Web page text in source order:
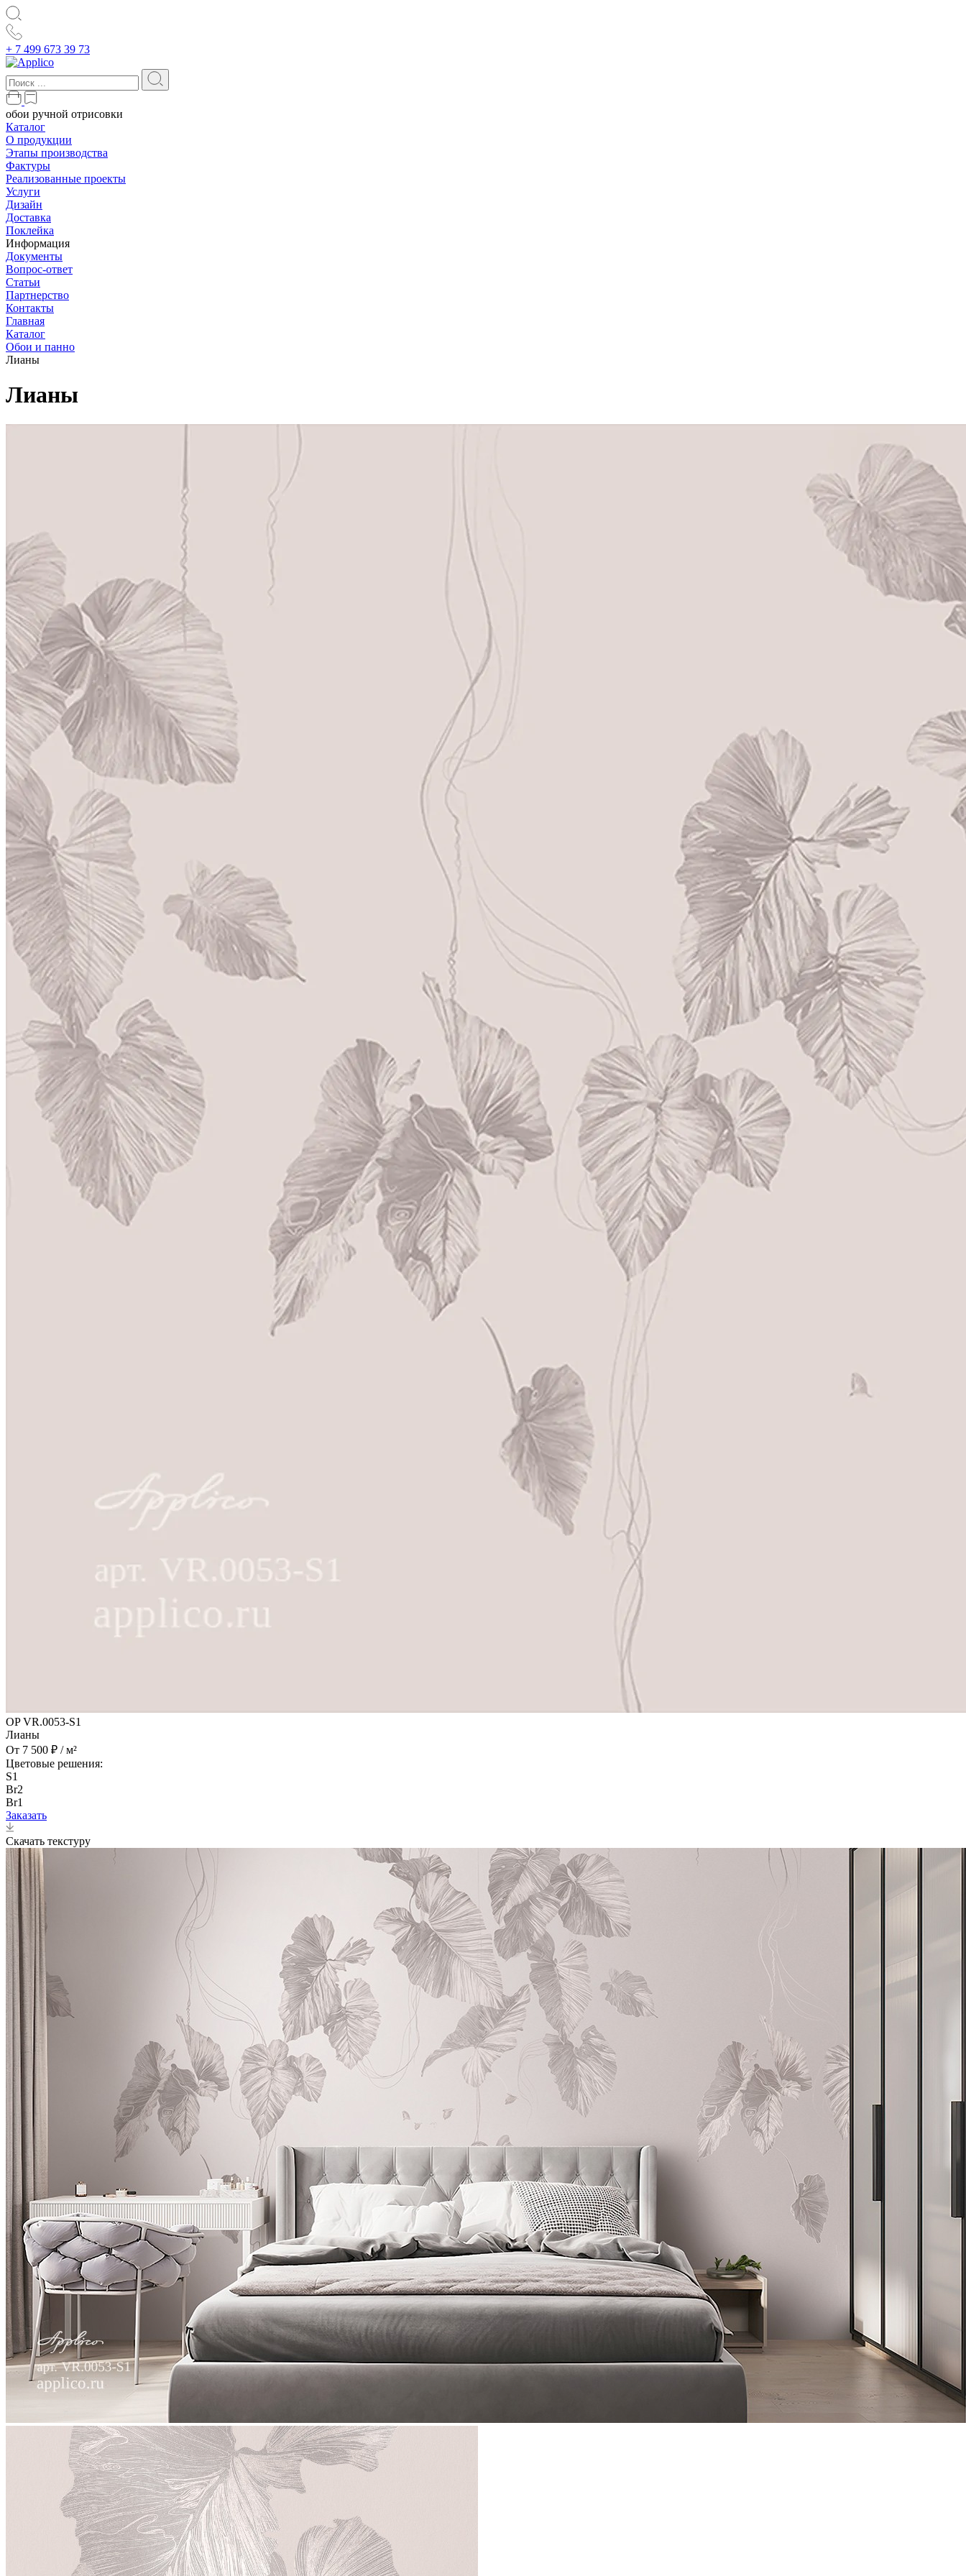
+ 7 499 673 39 73
обои ручной отрисовки
Каталог
О продукции
Этапы производства
Фактуры
Реализованные проекты
Услуги
Дизайн
Доставка
Поклейка
Информация
Документы
Вопрос-ответ
Статьи
Партнерство
Контакты
Главная
Каталог
Обои и панно
Лианы
Лианы
OP VR.0053-S1
Лианы
От 7 500 ₽ / м²
Цветовые решения:
S1
Br2
Br1
Заказать
Скачать текстуру